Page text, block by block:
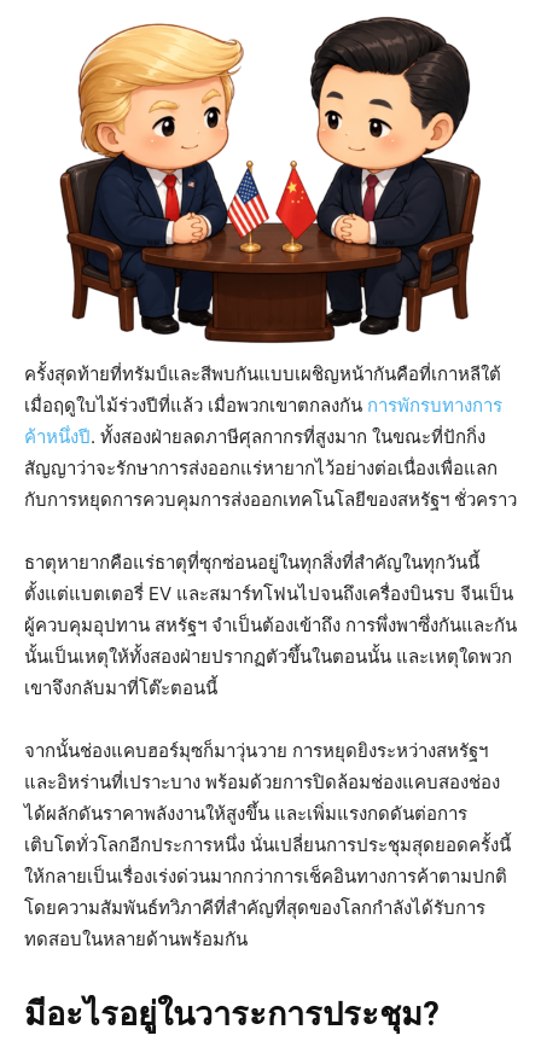
ครั้งสุดท้ายที่ทรัมป์และสีพบกันแบบเผชิญหน้ากันคือที่เกาหลีใต้
เมื่อฤดูใบไม้ร่วงปีที่แล้ว เมื่อพวกเขาตกลงกัน การพักรบทางการ
ค้าหนึ่งปี. ทั้งสองฝ่ายลดภาษีศุลกากรที่สูงมาก ในขณะที่ปักกิ่ง
สัญญาว่าจะรักษาการส่งออกแร่หายากไว้อย่างต่อเนื่องเพื่อแลก
กับการหยุดการควบคุมการส่งออกเทคโนโลยีของสหรัฐฯ ชั่วคราว
ธาตุหายากคือแร่ธาตุที่ซุกซ่อนอยู่ในทุกสิ่งที่สำคัญในทุกวันนี้
ตั้งแต่แบตเตอรี่ EV และสมาร์ทโฟนไปจนถึงเครื่องบินรบ จีนเป็น
ผู้ควบคุมอุปทาน สหรัฐฯ จำเป็นต้องเข้าถึง การพึ่งพาซึ่งกันและกัน
นั้นเป็นเหตุให้ทั้งสองฝ่ายปรากฏตัวขึ้นในตอนนั้น และเหตุใดพวก
เขาจึงกลับมาที่โต๊ะตอนนี้
จากนั้นช่องแคบฮอร์มุซก็มาวุ่นวาย การหยุดยิงระหว่างสหรัฐฯ
และอิหร่านที่เปราะบาง พร้อมด้วยการปิดล้อมช่องแคบสองช่อง
ได้ผลักดันราคาพลังงานให้สูงขึ้น และเพิ่มแรงกดดันต่อการ
เติบโตทั่วโลกอีกประการหนึ่ง นั่นเปลี่ยนการประชุมสุดยอดครั้งนี้
ให้กลายเป็นเรื่องเร่งด่วนมากกว่าการเช็คอินทางการค้าตามปกติ
โดยความสัมพันธ์ทวิภาคีที่สำคัญที่สุดของโลกกำลังได้รับการ
ทดสอบในหลายด้านพร้อมกัน
มีอะไรอยู่ในวาระการประชุม?